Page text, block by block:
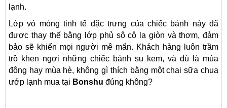
lạnh.
Lớp vỏ mỏng tinh tế đặc trưng của chiếc bánh này đã
được thay thế bằng lớp phủ sô cô la giòn và thơm, đảm
bảo sẽ khiến mọi người mê mẩn. Khách hàng luôn trầm
trồ khen ngợi những chiếc bánh su kem, và dù là mùa
đông hay mùa hè, không gì thích bằng một chai sữa chua
ướp lạnh mua tại Bonshu đúng không?